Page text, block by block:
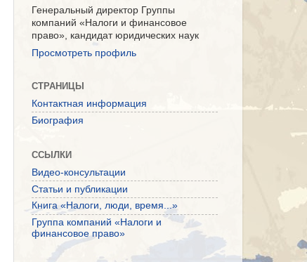
Генеральный директор Группы
компаний «Налоги и финансовое
право», кандидат юридических наук
Просмотреть профиль
СТРАНИЦЫ
Контактная информация
Биография
ССЫЛКИ
Видео-консультации
Статьи и публикации
Книга «Налоги, люди, время...»
Группа компаний «Налоги и
финансовое право»